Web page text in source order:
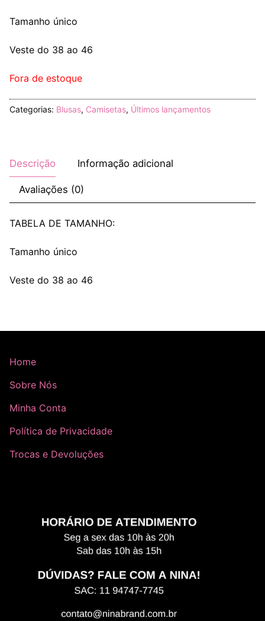
Tamanho único
Veste do 38 ao 46
Fora de estoque
Categorias: Blusas, Camisetas, Últimos lançamentos
Descrição Informação adicional
Avaliações (0)
TABELA DE TAMANHO:
Tamanho único
Veste do 38 ao 46
Home
Sobre Nós
Minha Conta
Política de Privacidade
Trocas e Devoluções